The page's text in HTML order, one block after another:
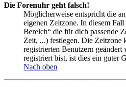
Die Forenuhr geht falsch!
Möglicherweise entspricht die
eigenen Zeitzone. In diesem
Bereich“ die für dich passende
Zeit, ...) festlegen. Die Zeitzone
registrierten Benutzern
registriert bist, ist dies ein guter
Nach oben